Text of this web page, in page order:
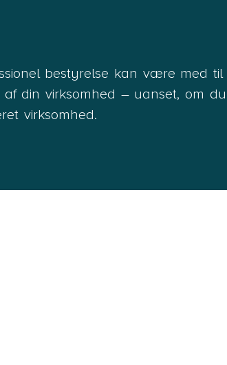
bestyrelse kan være med
af din virksomhed – uanset, om
virksomhed.